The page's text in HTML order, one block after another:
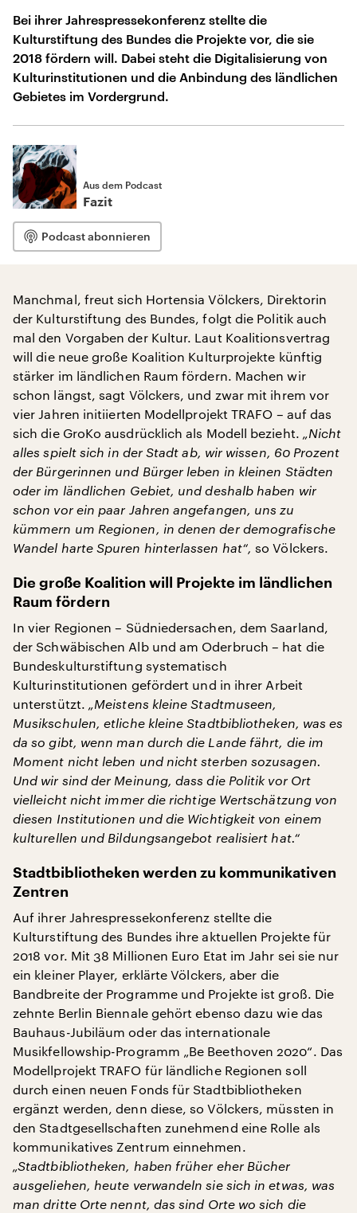
Bei ihrer Jahrespressekonferenz stellte die
Kulturstiftung des Bundes die Projekte vor, die sie
2018 fördern will. Dabei steht die Digitalisierung von
Kulturinstitutionen und die Anbindung des ländlichen
Gebietes im Vordergrund.
Aus dem Podcast
Fazit
Podcast abonnieren
Manchmal, freut sich Hortensia Völckers, Direktorin
der Kulturstiftung des Bundes, folgt die Politik auch
mal den Vorgaben der Kultur. Laut Koalitionsvertrag
will die neue große Koalition Kulturprojekte künftig
stärker im ländlichen Raum fördern. Machen wir
schon längst, sagt Völckers, und zwar mit ihrem vor
vier Jahren initiierten Modellprojekt TRAFO – auf das
sich die GroKo ausdrücklich als Modell bezieht. „Nicht
alles spielt sich in der Stadt ab, wir wissen, 60 Prozent
der Bürgerinnen und Bürger leben in kleinen Städten
oder im ländlichen Gebiet, und deshalb haben wir
schon vor ein paar Jahren angefangen, uns zu
kümmern um Regionen, in denen der demografische
Wandel harte Spuren hinterlassen hat“, so Völckers.
Die große Koalition will Projekte im ländlichen
Raum fördern
In vier Regionen – Südniedersachen, dem Saarland,
der Schwäbischen Alb und am Oderbruch – hat die
Bundeskulturstiftung systematisch
Kulturinstitutionen gefördert und in ihrer Arbeit
unterstützt. „Meistens kleine Stadtmuseen,
Musikschulen, etliche kleine Stadtbibliotheken, was es
da so gibt, wenn man durch die Lande fährt, die im
Moment nicht leben und nicht sterben sozusagen.
Und wir sind der Meinung, dass die Politik vor Ort
vielleicht nicht immer die richtige Wertschätzung von
diesen Institutionen und die Wichtigkeit von einem
kulturellen und Bildungsangebot realisiert hat.“
Stadtbibliotheken werden zu kommunikativen
Zentren
Auf ihrer Jahrespressekonferenz stellte die
Kulturstiftung des Bundes ihre aktuellen Projekte für
2018 vor. Mit 38 Millionen Euro Etat im Jahr sei sie nur
ein kleiner Player, erklärte Völckers, aber die
Bandbreite der Programme und Projekte ist groß. Die
zehnte Berlin Biennale gehört ebenso dazu wie das
Bauhaus-Jubiläum oder das internationale
Musikfellowship-Programm „Be Beethoven 2020“. Das
Modellprojekt TRAFO für ländliche Regionen soll
durch einen neuen Fonds für Stadtbibliotheken
ergänzt werden, denn diese, so Völckers, müssten in
den Stadtgesellschaften zunehmend eine Rolle als
kommunikatives Zentrum einnehmen.
„Stadtbibliotheken, haben früher eher Bücher
ausgeliehen, heute verwandeln sie sich in etwas, was
man dritte Orte nennt, das sind Orte wo sich die